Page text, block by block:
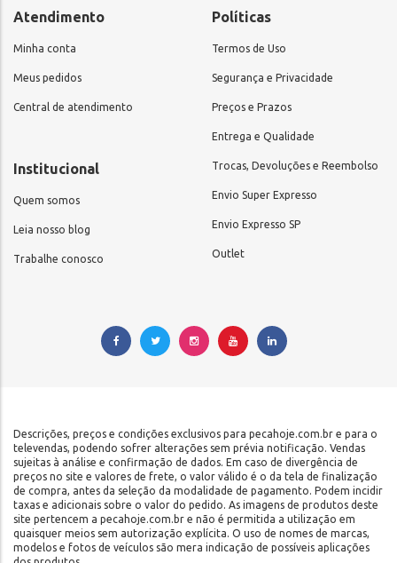
Atendimento
Minha conta
Meus pedidos
Central de atendimento
Institucional
Quem somos
Leia nosso blog
Trabalhe conosco
Políticas
Termos de Uso
Segurança e Privacidade
Preços e Prazos
Entrega e Qualidade
Trocas, Devoluções e Reembolso
Envio Super Expresso
Envio Expresso SP
Outlet
Descrições, preços e condições exclusivos para pecahoje.com.br e para o
televendas, podendo sofrer alterações sem prévia notificação. Vendas
sujeitas à análise e confirmação de dados. Em caso de divergência de
preços no site e valores de frete, o valor válido é o da tela de finalização
de compra, antes da seleção da modalidade de pagamento. Podem incidir
taxas e adicionais sobre o valor do pedido. As imagens de produtos deste
site pertencem a pecahoje.com.br e não é permitida a utilização em
quaisquer meios sem autorização explícita. O uso de nomes de marcas,
modelos e fotos de veículos são mera indicação de possíveis aplicações